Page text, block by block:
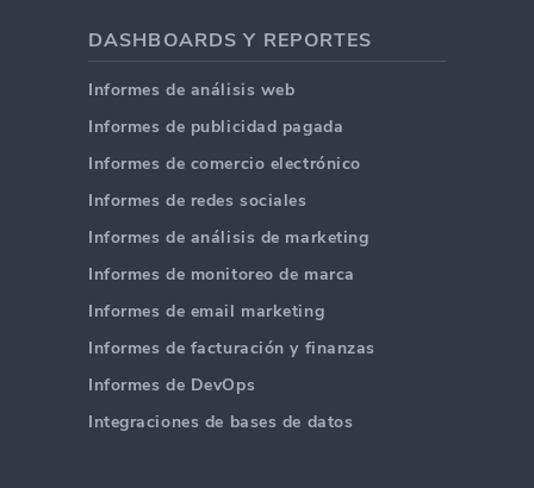
DASHBOARDS Y REPORTES
Informes de análisis web
Informes de publicidad pagada
Informes de comercio electrónico
Informes de redes sociales
Informes de análisis de marketing
Informes de monitoreo de marca
Informes de email marketing
Informes de facturación y finanzas
Informes de DevOps
Integraciones de bases de datos